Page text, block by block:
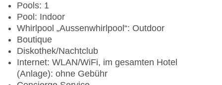
Pools: 1
Pool: Indoor
Whirlpool „Aussenwhirlpool“: Outdoor
Boutique
Diskothek/Nachtclub
Internet: WLAN/WiFi, im gesamten Hotel
(Anlage): ohne Gebühr